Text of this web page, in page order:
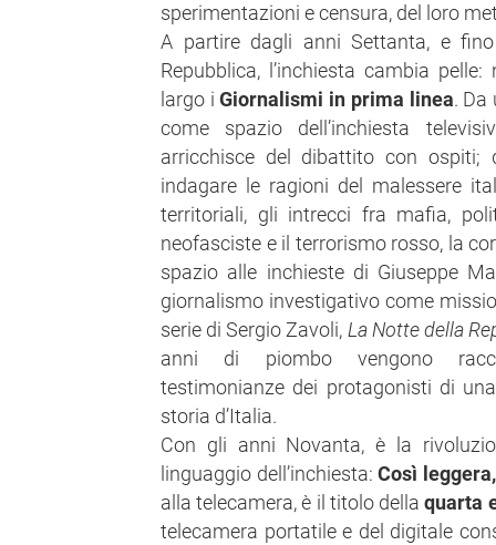
sperimentazioni e censura, del loro
A partire dagli anni Settanta, e
Repubblica, l’inchiesta cambia
largo iGiornalismi in prima linea. Da
come spazio dell’inchiesta
arricchisce del dibattito con ospiti;
indagare le ragioni del malessere
territoriali, gli intrecci fra mafia,
neofasciste e il terrorismo rosso, la
spazio alle inchieste di Giuseppe
giornalismo investigativo come
serie di Sergio Zavoli, La Nottedella
anni di piombo vengono
testimonianze dei protagonisti di
storia d’Italia.
Con gli anni Novanta, è la
linguaggio dell’inchiesta: Così
alla telecamera, è il titolo dellaquarta
telecamera portatile e del digitale